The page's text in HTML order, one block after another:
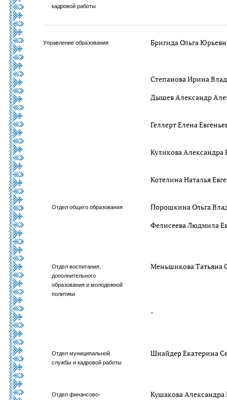
кадровой работы
Управление образования Бригида Ольга
Степанова Ирина
Дышев Александр
Геллерт Елена
Куликова Александра
Котелина Наталья
Отдел общего образования
Порошкина Ольга
Фелисеева Людмила
Отдел воспитания,
дополнительного
образования и молодежной
политики
Меньшикова Татьяна
-
Отдел муниципальной
службы и кадровой работы
Шнайдер Екатерина
Отдел финансово-
Кушакова